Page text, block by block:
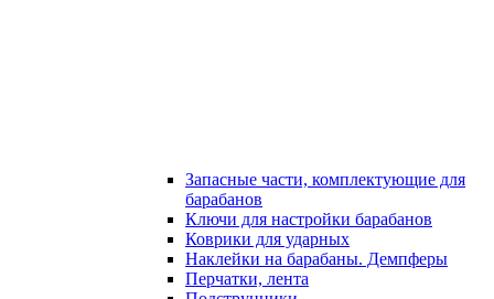
Запасные части, комплектующие для
барабанов
Ключи для настройки барабанов
Коврики для ударных
Наклейки на барабаны. Демпферы
Перчатки, лента